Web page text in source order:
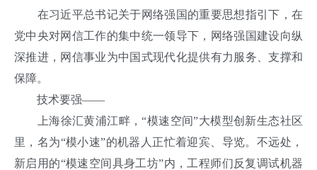
在习近平总书记关于网络强国的重要思想指引下，在
党中央对网信工作的集中统一领导下，网络强国建设向纵
深推进，网信事业为中国式现代化提供有力服务、支撑和
保障。
技术要强——
上海徐汇黄浦江畔，“模速空间”大模型创新生态社区
里，名为“模小速”的机器人正忙着迎宾、导览。不远处，
新启用的“模速空间具身工坊”内，工程师们反复调试机器